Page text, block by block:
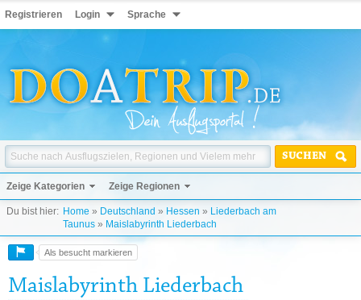
Registrieren Login Sprache
SUCHEN
Zeige Kategorien Zeige Regionen
Du bist hier: Home » Deutschland » Hessen » Liederbach am
Taunus » Maislabyrinth Liederbach
Als besucht markieren
Maislabyrinth Liederbach